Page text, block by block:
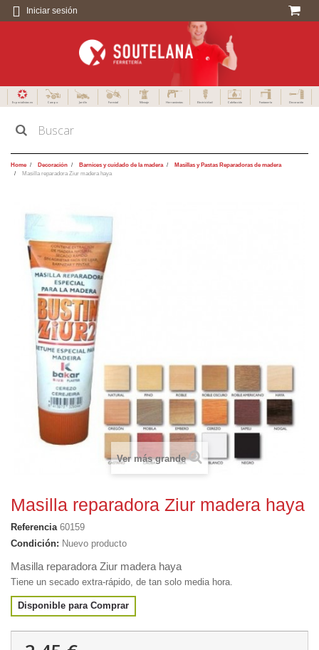
Iniciar sesión
Especialistas en Campo Jardín Forestal Menaje Herramientas Electricidad Calefacción Fontanería Decoración
Home Decoración Barnices y cuidado de la madera
Masillas y Pastas Reparadoras de madera
Masilla reparadora Ziur madera haya
Ver más grande
Masilla reparadora Ziur madera haya
Referencia 60159
Condición: Nuevo producto
Masilla reparadora Ziur madera haya
Tiene un secado extra-rápido, de tan solo media hora.
Disponible para Comprar